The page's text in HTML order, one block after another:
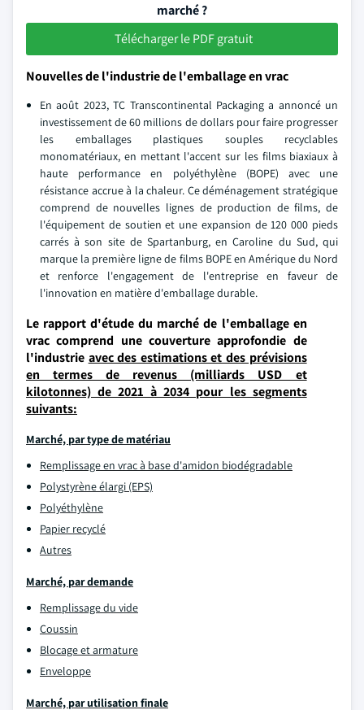
marché ?
Télécharger le PDF gratuit
Nouvelles de l'industrie de l'emballage en vrac
En août 2023, TC Transcontinental Packaging a annoncé un
investissement de 60 millions de dollars pour faire progresser
les emballages plastiques souples recyclables
monomatériaux, en mettant l'accent sur les films biaxiaux à
haute performance en polyéthylène (BOPE) avec une
résistance accrue à la chaleur. Ce déménagement stratégique
comprend de nouvelles lignes de production de films, de
l'équipement de soutien et une expansion de 120 000 pieds
carrés à son site de Spartanburg, en Caroline du Sud, qui
marque la première ligne de films BOPE en Amérique du Nord
et renforce l'engagement de l'entreprise en faveur de
l'innovation en matière d'emballage durable.
Le rapport d'étude du marché de l'emballage en
vrac comprend une couverture approfondie de
l'industrie avec des estimations et des prévisions
en termes de revenus (milliards USD et
kilotonnes) de 2021 à 2034 pour les segments
suivants:
Marché, par type de matériau
Remplissage en vrac à base d'amidon biodégradable
Polystyrène élargi (EPS)
Polyéthylène
Papier recyclé
Autres
Marché, par demande
Remplissage du vide
Coussin
Blocage et armature
Enveloppe
Marché, par utilisation finale